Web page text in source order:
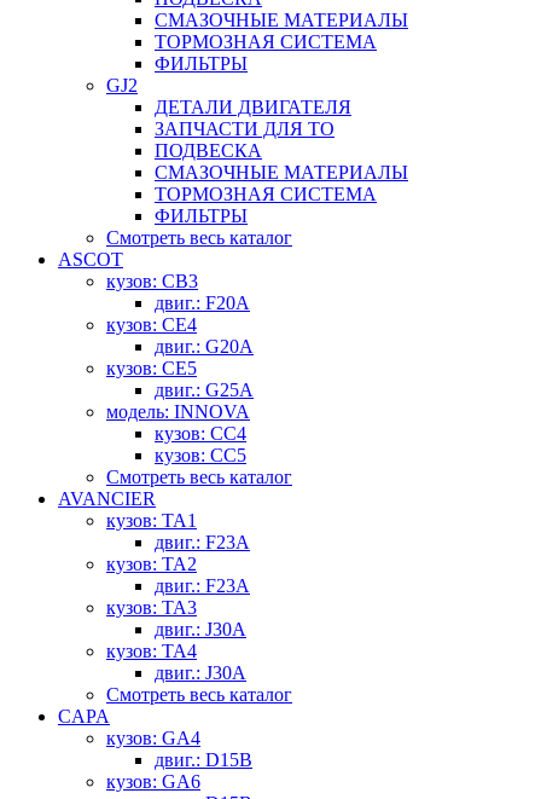
СМАЗОЧНЫЕ МАТЕРИАЛЫ
ТОРМОЗНАЯ СИСТЕМА
ФИЛЬТРЫ
GJ2
ДЕТАЛИ ДВИГАТЕЛЯ
ЗАПЧАСТИ ДЛЯ ТО
ПОДВЕСКА
СМАЗОЧНЫЕ МАТЕРИАЛЫ
ТОРМОЗНАЯ СИСТЕМА
ФИЛЬТРЫ
Смотреть весь каталог
ASCOT
кузов: CB3
двиг.: F20A
кузов: CE4
двиг.: G20A
кузов: CE5
двиг.: G25A
модель: INNOVA
кузов: CC4
кузов: CC5
Смотреть весь каталог
AVANCIER
кузов: TA1
двиг.: F23A
кузов: TA2
двиг.: F23A
кузов: TA3
двиг.: J30A
кузов: TA4
двиг.: J30A
Смотреть весь каталог
CAPA
кузов: GA4
двиг.: D15B
кузов: GA6